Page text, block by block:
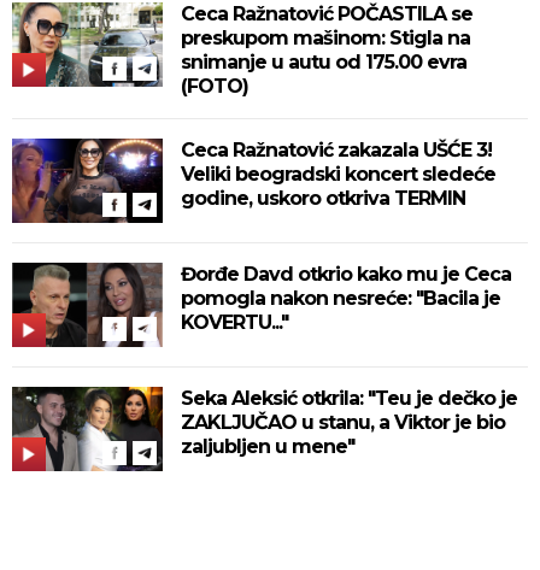
Ceca Ražnatović POČASTILA se
preskupom mašinom: Stigla na
snimanje u autu od 175.00 evra
(FOTO)
Ceca Ražnatović zakazala UŠĆE 3!
Veliki beogradski koncert sledeće
godine, uskoro otkriva TERMIN
Đorđe Davd otkrio kako mu je Ceca
pomogla nakon nesreće: "Bacila je
KOVERTU..."
Seka Aleksić otkrila: "Teu je dečko je
ZAKLJUČAO u stanu, a Viktor je bio
zaljubljen u mene"